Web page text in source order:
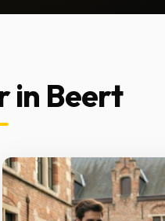
in Beert